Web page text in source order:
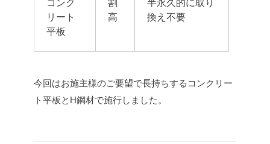
コンク
リート
平板
割
高
半永久的に取り
換え不要
今回はお施主様のご要望で長持ちするコンクリー
ト平板とH鋼材で施行しました。